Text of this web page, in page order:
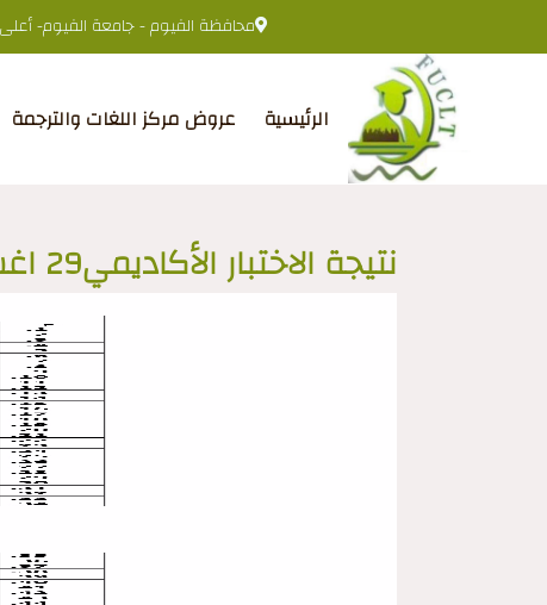
محافظة الفيوم - جامعة الفيوم- أعلى
الرئيسية عروض مركز اللغات والترجمة
نتيجة الاختبار الأكاديمي29 اغسطس2024م